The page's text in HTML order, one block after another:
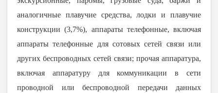
аналогичные плавучие средства, лодки и плавучие
конструкции (3,7%), аппараты телефонные, включая
аппараты телефонные для сотовых сетей связи или
других беспроводных сетей связи; прочая аппаратура,
включая аппаратуру для коммуникации в сети
проводной или беспроводной передачи данных